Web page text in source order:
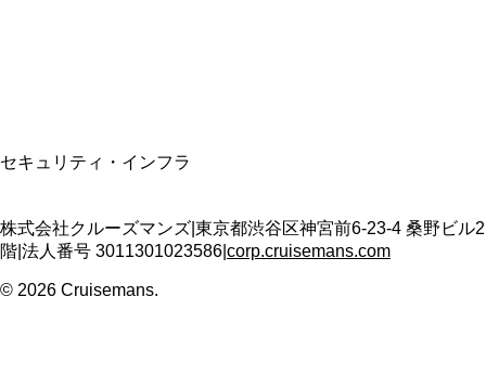
セキュリティ・インフラ
株式会社クルーズマンズ 東京都渋谷区神宮前6-23-4 桑野ビル2
階 法人番号 3011301023586 corp.cruisemans.com
© 2026 Cruisemans.